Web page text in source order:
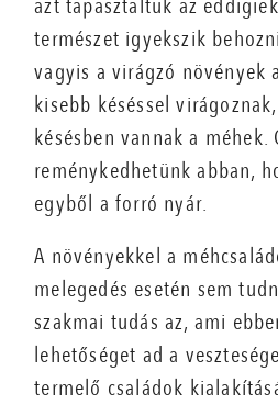
azt tapasztaltuk az
természet igyekszik
vagyis a virágzó növények
kisebb késéssel
késésben vannak a méhek.
reménykedhetünk abban,
egyből a forró nyár.
A növényekkel a
melegedés esetén sem
szakmai tudás az, ami
lehetőséget ad a
termelő családok